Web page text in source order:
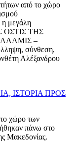
από το χώρο
η μεγάλη
ΟΣΤΙΣ ΤΗΣ
–
σύνθεση,
Αλέξανδρου
ΙΣΤΟΡΙΑ ΠΡΟΣ
χώρο των
πάνω στο
Μακεδονίας.